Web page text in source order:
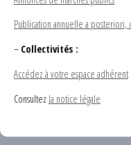
Publication annuelle a posteriori,
– Collectivités :
Accédez à votre espace adhérent
Consultez la notice légale